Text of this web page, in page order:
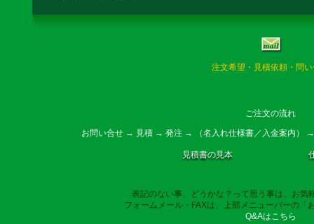
注文希望・見積依頼・問
ご注文の流れ
お問い合せ → 見積 → 発注 → （名入れ仕様書／入金案内）
見積書の見本
表記のない事、どうかな？って思う事は、お気
フォームメール・FAXは、上部メニューバーの「
Q&Aはこちら